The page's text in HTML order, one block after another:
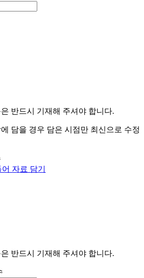
반드시 기재해 주셔야 합니다.
담을 경우 담은 시점만 최신으로 수정
자료 담기
반드시 기재해 주셔야 합니다.